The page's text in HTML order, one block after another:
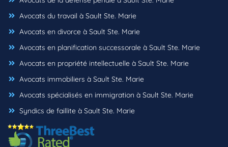
Avocats du travail à Sault Ste. Marie
Avocats en divorce à Sault Ste. Marie
Avocats en planification successorale à Sault Ste. Marie
Avocats en propriété intellectuelle à Sault Ste. Marie
Avocats immobiliers à Sault Ste. Marie
Avocats spécialisés en immigration à Sault Ste. Marie
Syndics de faillite à Sault Ste. Marie